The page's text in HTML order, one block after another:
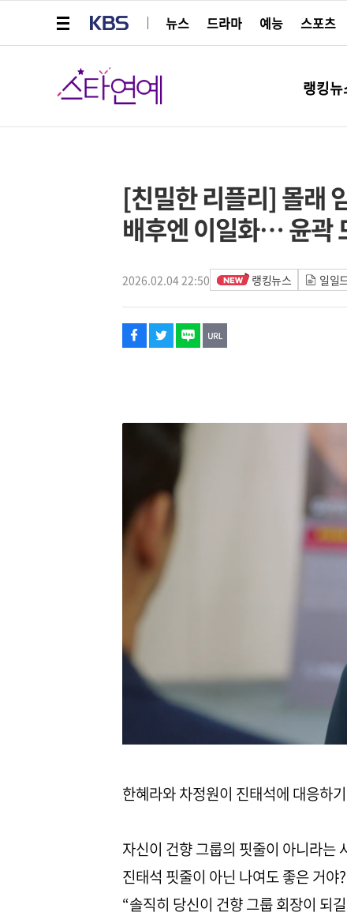
뉴스
드라마 예능 스포츠
스타연예
랭킹
[친밀한 리플리] 몰래
배후엔 이일화… 윤곽
2026.02.04 22:50 랭킹뉴스 일일
페이스북
트위터
네이버
URL복사
글씨 작게보기
글씨 크게보기
한혜라와 차정원이 진태석에 대응하
자신이 건향 그룹의 핏줄이 아니라는
진태석 핏줄이 아닌 나여도 좋은 거
“솔직히 당신이 건향 그룹 회장이 되